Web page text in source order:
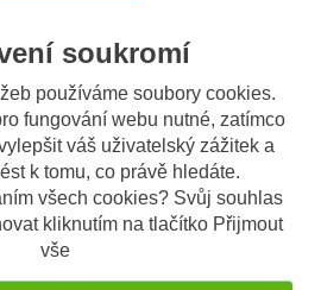
soukromí
používáme soubory cookies.
fungování webu nutné, zatímco
váš uživatelský zážitek a
k tomu, co právě hledáte.
všech cookies? Svůj souhlas
kliknutím na tlačítko Přijmout
všepřední
provoz